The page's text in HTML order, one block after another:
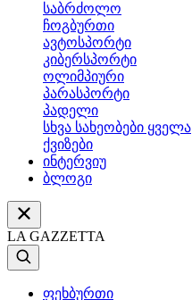
საბრძოლო
ჩოგბურთი
ავტოსპორტი
კიბერსპორტი
ოლიმპიური
პარასპორტი
პადელი
სხვა სახეობები ყველა
ქვიზები
ინტერვიუ
ბლოგი
LA GAZZETTA
ფეხბურთი